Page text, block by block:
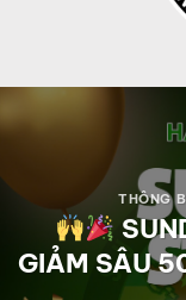
THÔNG
GIẢM SÂU